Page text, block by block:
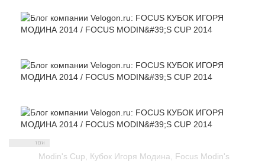
Modin's Cup Кубок Игоря Модина Focus Modin's